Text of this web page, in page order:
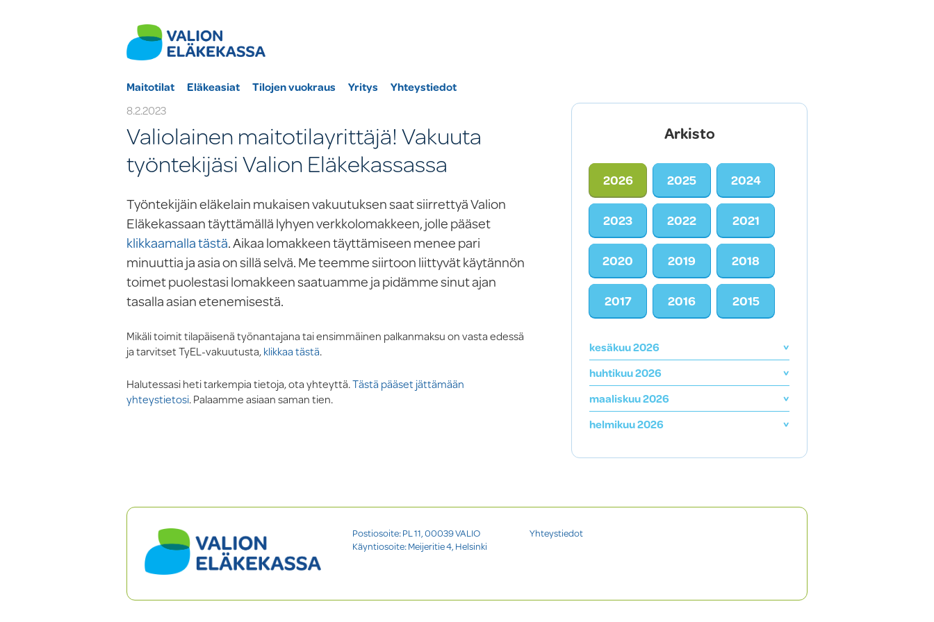
Maitotilat Eläkeasiat Tilojen vuokraus Yritys
Yhteystiedot
8.2.2023
Valiolainen maitotilayrittäjä! Vakuuta
työntekijäsi Valion Eläkekassassa
Työntekijäin eläkelain mukaisen vakuutuksen saat siirrettyä Valion
Eläkekassaan täyttämällä lyhyen verkkolomakkeen, jolle pääset
klikkaamalla tästä. Aikaa lomakkeen täyttämiseen menee pari
minuuttia ja asia on sillä selvä. Me teemme siirtoon liittyvät käytännön
toimet puolestasi lomakkeen saatuamme ja pidämme sinut ajan
tasalla asian etenemisestä.
Mikäli toimit tilapäisenä työnantajana tai ensimmäinen palkanmaksu on vasta edessä
ja tarvitset TyEL-vakuutusta,klikkaa tästä.
Halutessasi heti tarkempia tietoja, ota yhteyttä.Tästä pääset jättämään
yhteystietosi. Palaamme asiaan saman tien.
Arkisto
2026 2025 2024
2023 2022 2021
2020 2019 2018
2017 2016 2015
kesäkuu 2026
huhtikuu 2026
maaliskuu 2026
helmikuu 2026
Postiosoite: PL 11, 00039 VALIO
Käyntiosoite: Meijeritie 4, Helsinki
Yhteystiedot